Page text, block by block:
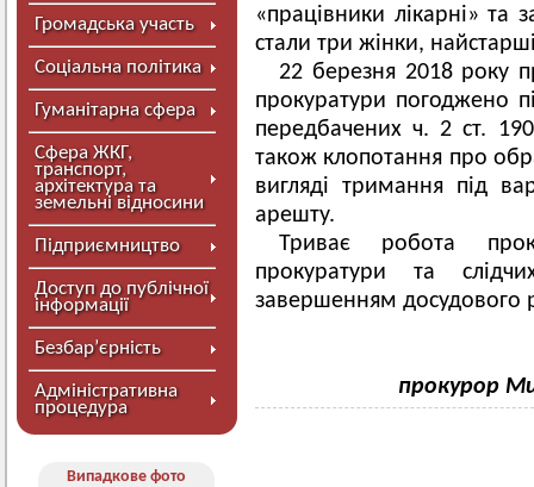
Громадська участь
Соціальна політика
Гуманітарна сфера
Сфера ЖКГ,
транспорт,
архітектура та
земельні відносини
Підприємництво
Доступ до публічної
інформації
Безбар’єрність
Адміністративна
процедура
Випадкове фото
«працівники лікарні» та
стали три жінки,
22 березня 2018 року
прокуратури погоджено
передбачених ч. 2 ст.
також клопотання про
вигляді тримання під
арешту.
Триває робота
прокуратури та
завершенням досудового
прокурор